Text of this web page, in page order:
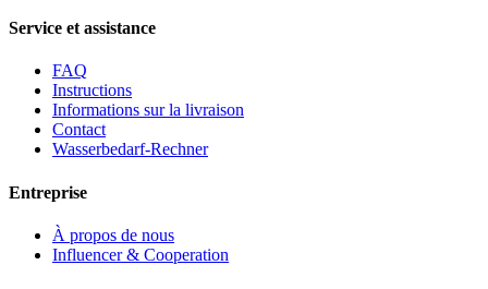
Service et assistance
FAQ
Instructions
Informations sur la livraison
Contact
Wasserbedarf-Rechner
Entreprise
À propos de nous
Influencer & Cooperation